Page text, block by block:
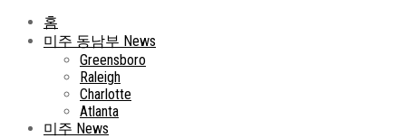
홈
미주 동남부 News
Greensboro
Raleigh
Charlotte
Atlanta
미주 News